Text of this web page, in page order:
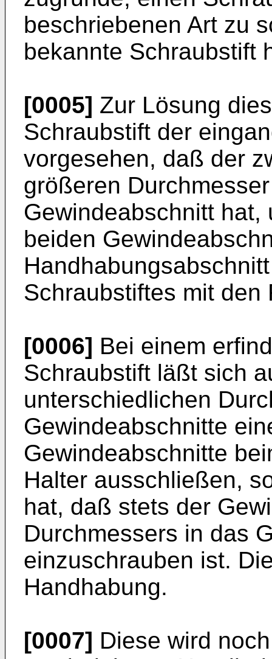
beschriebenen Art zu
bekannte Schraubstift
[0005] Zur Lösung
Schraubstift der
vorgesehen, daß der
größeren
Gewindeabschnitt
beiden
Schraubstiftes mit
[0006] Bei einem
Schraubstift läßt sich
unterschiedlichen
Gewindeabschnitte
Gewindeabschnitte
Halter ausschließen,
hat, daß stets der
Durchmessers in das
einzuschrauben ist.
Handhabung.
[0007] Diese wird